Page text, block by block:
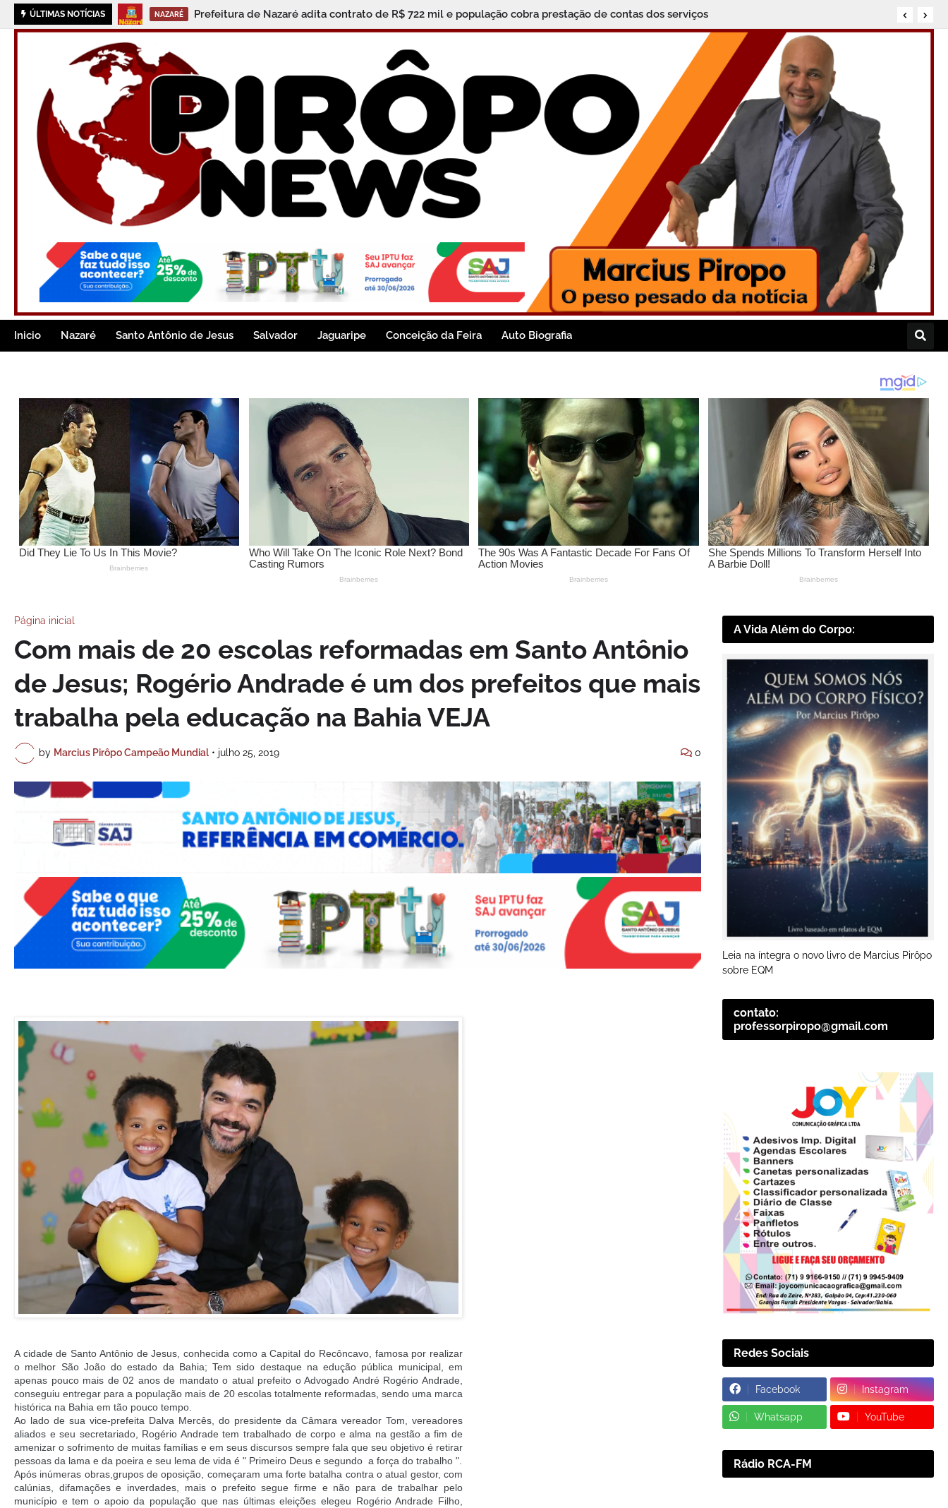
ÚLTIMAS NOTÍCIAS NAZARÉ Prefeitura de Nazaré concede férias a Bruno Vaz, ex-candidato a vice-prefeito e figura ativa na política local
Inicio Nazaré Santo Antônio de Jesus Salvador Jaguaripe Conceição da Feira Auto Biografia
Página inicial
Com mais de 20 escolas reformadas em Santo Antônio
de Jesus; Rogério Andrade é um dos prefeitos que mais
trabalha pela educação na Bahia VEJA
by Marcius Pirôpo Campeão Mundial • julho 25, 2019 0
A cidade de Santo Antônio de Jesus, conhecida como a Capital do Recôncavo, famosa por realizar
o melhor São João do estado da Bahia; Tem sido destaque na edução pública municipal, em
apenas pouco mais de 02 anos de mandato o atual prefeito o Advogado André Rogério Andrade,
conseguiu entregar para a população mais de 20 escolas totalmente reformadas, sendo uma marca
histórica na Bahia em tão pouco tempo.
Ao lado de sua vice-prefeita Dalva Mercês, do presidente da Câmara vereador Tom, vereadores
aliados e seu secretariado, Rogério Andrade tem trabalhado de corpo e alma na gestão a fim de
amenizar o sofrimento de muitas famílias e em seus discursos sempre fala que seu objetivo é retirar
pessoas da lama e da poeira e seu lema de vida é " Primeiro Deus e segundo a força do trabalho ".
Após inúmeras obras,grupos de oposição, começaram uma forte batalha contra o atual gestor, com
calúnias, difamações e inverdades, mais o prefeito segue firme e não para de trabalhar pelo
município e tem o apoio da população que nas últimas eleições elegeu Rogério Andrade Filho,
A Vida Além do Corpo:
Leia na íntegra o novo livro de Marcius Pirôpo
sobre EQM
contato:
professorpiropo@gmail.com
Redes Sociais
Facebook Instagram
Whatsapp YouTube
Rádio RCA-FM